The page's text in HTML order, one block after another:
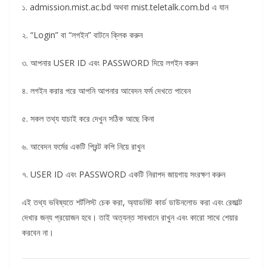
১. admission.mist.ac.bd অথবা mist.teletalk.com.bd এ যান
২. “Login” বা “লগইন” বাটনে ক্লিক করুন
৩. আপনার USER ID এবং PASSWORD দিয়ে লগইন করুন
৪. লগইন করার পরে আপনি আপনার আবেদন ফর্ম দেখতে পাবেন
৫. সকল তথ্য যাচাই করে দেখুন সঠিক আছে কিনা
৬. আবেদন ফর্মের একটি প্রিন্ট কপি নিয়ে রাখুন
৭. USER ID এবং PASSWORD একটি নিরাপদ জায়গায় সংরক্ষণ করুন
এই তথ্য ভবিষ্যতে শর্টলিস্ট চেক করা, অ্যাডমিট কার্ড ডাউনলোড করা এবং রেজাল্ট
দেখার জন্য প্রয়োজন হবে। তাই অত্যন্ত সাবধানে রাখুন এবং কারো সাথে শেয়ার
করবেন না।